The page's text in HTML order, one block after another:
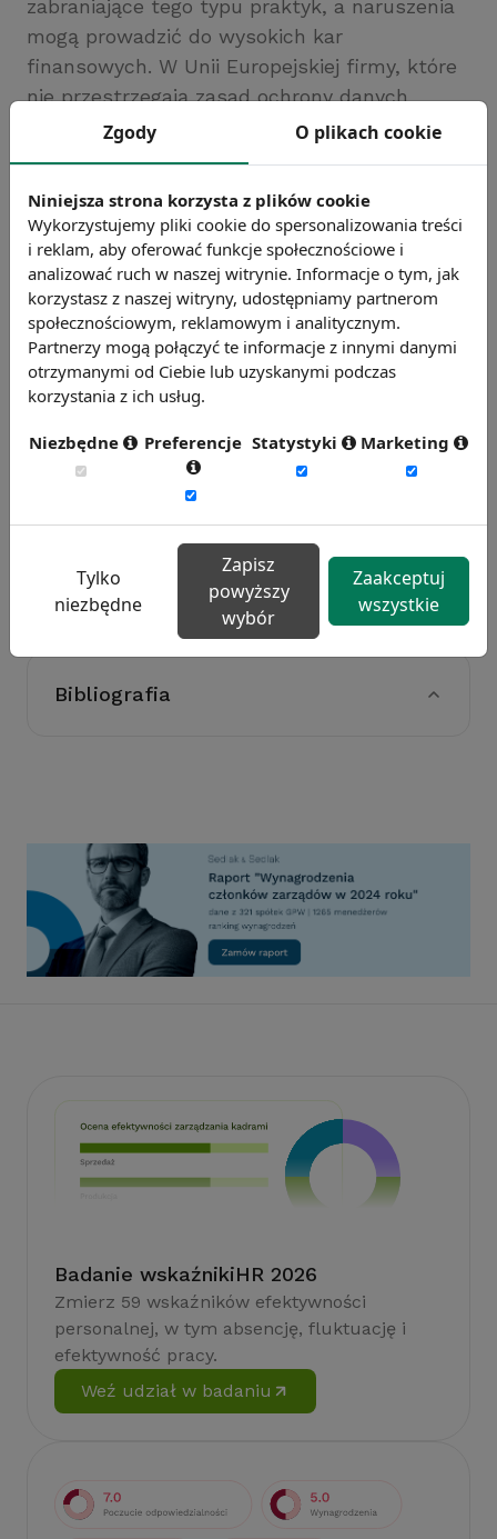
zabraniające tego typu praktyk, a naruszenia
mogą prowadzić do wysokich kar
finansowych. W Unii Europejskiej firmy, które
nie przestrzegają zasad ochrony danych
osobowych (np. RODO), mogą zostać ukarane
mogą zostać obciążone karami w wysokości
do 1,5 tysiąca dolarów za każdy dzień lub
każde kolejne naruszenia przepisów o
ochronie danych.
Podsumowując dane te wskazują, że choć AI
w rekrutacji może przynieść korzyści w
jednocześnie wymaga staranności w
przestrzeganiu regulacji prawnych, zarówno
międzynarodowym.
Autor artykułu: Filip Słowiński
Bibliografia
Badanie wskaźnikiHR 2026
Zmierz 59 wskaźników efektywności
personalnej, w tym absencję, fluktuację i
efektywność pracy.
Weź udział w badaniu
Zgody O plikach cookie
Niniejsza strona korzysta z plików cookie
Wykorzystujemy pliki cookie do spersonalizowania treści
i reklam, aby oferować funkcje społecznościowe i
analizować ruch w naszej witrynie. Informacje o tym, jak
korzystasz z naszej witryny, udostępniamy partnerom
społecznościowym, reklamowym i analitycznym.
Partnerzy mogą połączyć te informacje z innymi danymi
otrzymanymi od Ciebie lub uzyskanymi podczas
korzystania z ich usług.
Niezbędne Preferencje Statystyki Marketing
Tylko
niezbędne
Zapisz
powyższy
wybór
Zaakceptuj
wszystkie